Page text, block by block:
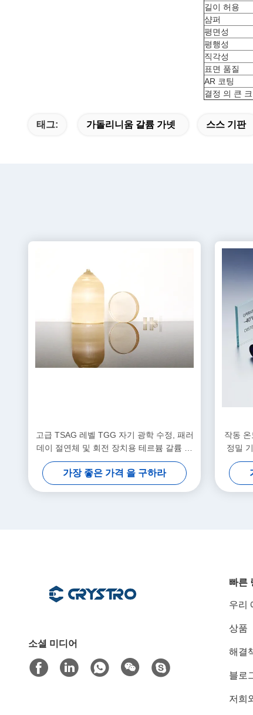
길이 허용
샴퍼
평면성
평행성
직각성
표면 품질
AR 코팅
결정 의 큰 크
태그: 가돌리니움 갈륨 가넷 스스 기판
고급 TSAG 레벨 TGG 자기 광학 수정, 패러
데이 절연체 및 회전 장치용 테르븀 갈륨 가
넷, 400-1100nm 전송
가장 좋은 가격 을 구하라
작동
정밀
소셜 미디어
빠른
우리
상품
해결
블로
저희